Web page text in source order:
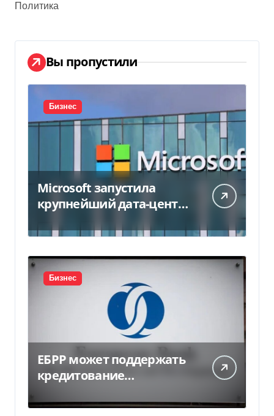
Политика
Вы пропустили
Бизнес
Microsoft запустила
крупнейший дата-центр
миллиарда
Бизнес
ЕБРР может поддержать
кредитование
300 млн евро — Delo.ua